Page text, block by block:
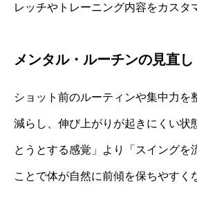
レッチやトレーニング内容をカスタ
メンタル・ルーチンの見直し
ショット前のルーティンや集中力を
減らし、伸び上がりが起きにくい状
とうとする感覚」より「スイングを
ことで体が自然に前傾を保ちやすく